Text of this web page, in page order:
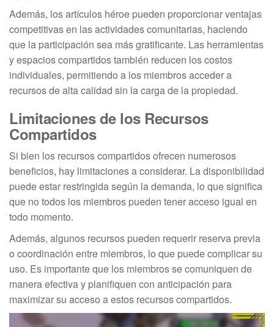
Además, los artículos héroe pueden proporcionar ventajas
competitivas en las actividades comunitarias, haciendo
que la participación sea más gratificante. Las herramientas
y espacios compartidos también reducen los costos
individuales, permitiendo a los miembros acceder a
recursos de alta calidad sin la carga de la propiedad.
Limitaciones de los Recursos
Compartidos
Si bien los recursos compartidos ofrecen numerosos
beneficios, hay limitaciones a considerar. La disponibilidad
puede estar restringida según la demanda, lo que significa
que no todos los miembros pueden tener acceso igual en
todo momento.
Además, algunos recursos pueden requerir reserva previa
o coordinación entre miembros, lo que puede complicar su
uso. Es importante que los miembros se comuniquen de
manera efectiva y planifiquen con anticipación para
maximizar su acceso a estos recursos compartidos.